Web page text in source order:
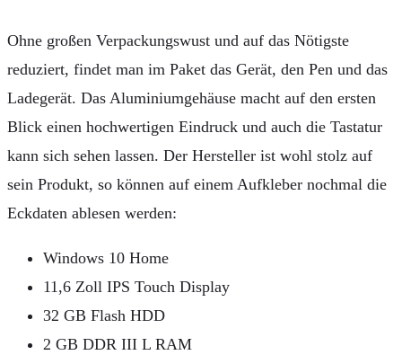
Ohne großen Verpackungswust und auf das Nötigste
reduziert, findet man im Paket das Gerät, den Pen und das
Ladegerät. Das Aluminiumgehäuse macht auf den ersten
Blick einen hochwertigen Eindruck und auch die Tastatur
kann sich sehen lassen. Der Hersteller ist wohl stolz auf
sein Produkt, so können auf einem Aufkleber nochmal die
Eckdaten ablesen werden:
Windows 10 Home
11,6 Zoll IPS Touch Display
32 GB Flash HDD
2 GB DDR III L RAM